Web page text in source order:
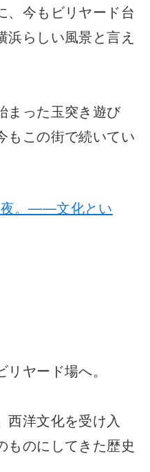
、今もビリヤード台
浜らしい風景と言え
まった玉突き遊び
もこの街で続いてい
夜。——文化とい
ヤード場へ。
西洋文化を受け入
ものにしてきた歴史